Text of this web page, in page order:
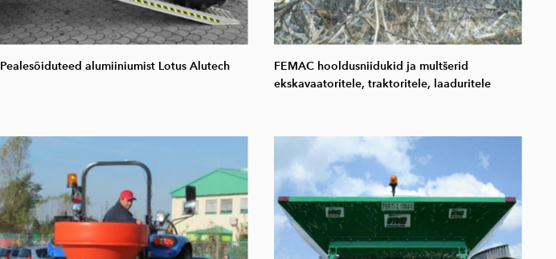
Pealesõiduteed alumiiniumist Lotus Alutech
FEMAC hooldusniidukid ja multšerid
ekskavaatoritele, traktoritele, laaduritele